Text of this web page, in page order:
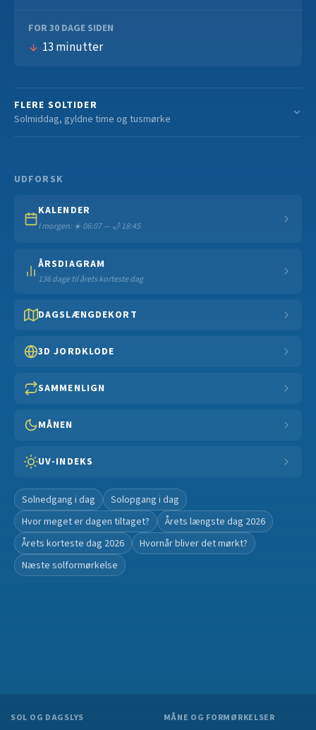
FOR 30 DAGE SIDEN
13 minutter
FLERE SOLTIDER
Solmiddag, gyldne time og tusmørke
UDFORSK
KALENDER
I morgen: ☀️ 06:07 — 🌙 18:45
ÅRSDIAGRAM
136 dage til årets korteste dag
DAGSLÆNGDEKORT
3D JORDKLODE
SAMMENLIGN
MÅNEN
UV-INDEKS
Solnedgang i dag
Solopgang i dag
Hvor meget er dagen tiltaget?
Årets længste dag 2026
Årets korteste dag 2026
Hvornår bliver det mørkt?
Næste solformørkelse
SOL OG DAGSLYS MÅNE OG FORMØRKELSER